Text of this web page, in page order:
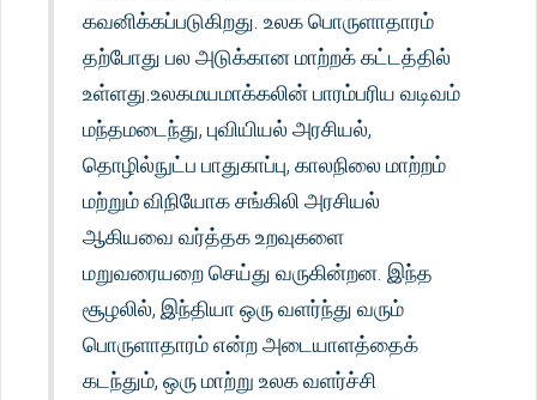
கவனிக்கப்படுகிறது. உலக பொருளாதாரம்
தற்போது பல அடுக்கான மாற்றக் கட்டத்தில்
உள்ளது.உலகமயமாக்கலின் பாரம்பரிய வடிவம்
மந்தமடைந்து, புவியியல் அரசியல்,
தொழில்நுட்ப பாதுகாப்பு, காலநிலை மாற்றம்
மற்றும் விநியோக சங்கிலி அரசியல்
ஆகியவை வர்த்தக உறவுகளை
மறுவரையறை செய்து வருகின்றன. இந்த
சூழலில், இந்தியா ஒரு வளர்ந்து வரும்
பொருளாதாரம் என்ற அடையாளத்தைக்
கடந்தும், ஒரு மாற்று உலக வளர்ச்சி